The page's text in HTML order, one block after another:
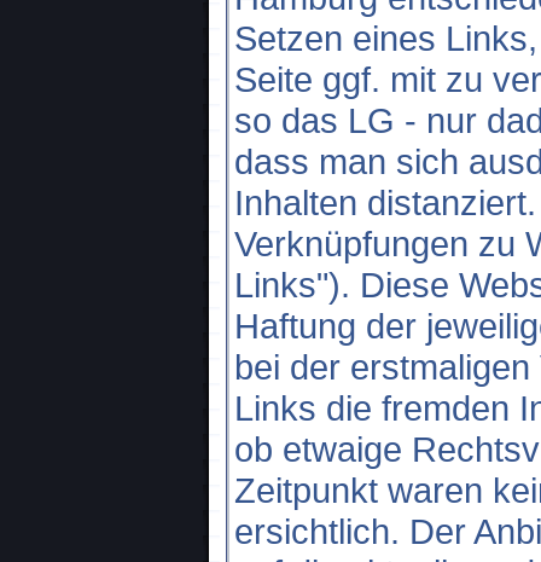
Setzen eines
Seite ggf. mit zu
so das LG - nur
dass man sich
Inhalten
Verknüpfungen zu
Links"). Diese
Haftung der
bei der
Links die fremden
ob etwaige
Zeitpunkt waren
ersichtlich. Der